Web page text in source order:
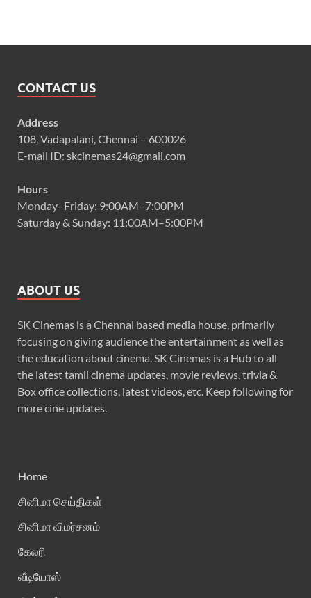
CONTACT US
Address
108, Vadapalani, Chennai – 600026
E-mail ID: skcinemas24@gmail.com
Hours
Monday–Friday: 9:00AM–7:00PM
Saturday & Sunday: 11:00AM–5:00PM
ABOUT US
SK Cinemas is a Chennai based media house, primarily
focusing on giving audience the entertainment as well as
the education about cinema. SK Cinemas is a Hub to all
the latest tamil cinema updates, movie reviews, trivia &
Box office collections, latest videos, etc. Keep following for
more cine updates.
Home
சினிமா செய்திகள்
சினிமா விமர்சனம்
கேலரி
வீடியோஸ்